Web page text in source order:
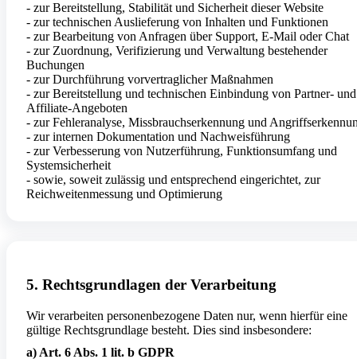
- zur Bereitstellung, Stabilität und Sicherheit dieser Website
- zur technischen Auslieferung von Inhalten und Funktionen
- zur Bearbeitung von Anfragen über Support, E-Mail oder Chat
- zur Zuordnung, Verifizierung und Verwaltung bestehender
Buchungen
- zur Durchführung vorvertraglicher Maßnahmen
- zur Bereitstellung und technischen Einbindung von Partner- und
Affiliate-Angeboten
- zur Fehleranalyse, Missbrauchserkennung und
- zur internen Dokumentation und Nachweisführung
- zur Verbesserung von Nutzerführung, Funktionsumfang und
Systemsicherheit
- sowie, soweit zulässig und entsprechend eingerichtet, zur
Reichweitenmessung und Optimierung
5. Rechtsgrundlagen der Verarbeitung
Wir verarbeiten personenbezogene Daten nur, wenn hierfür eine
gültige Rechtsgrundlage besteht. Dies sind insbesondere:
a) Art. 6 Abs. 1 lit. b GDPR